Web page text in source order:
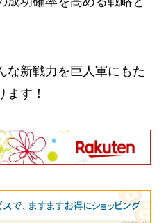
な新戦力を巨人軍にもた
ます！